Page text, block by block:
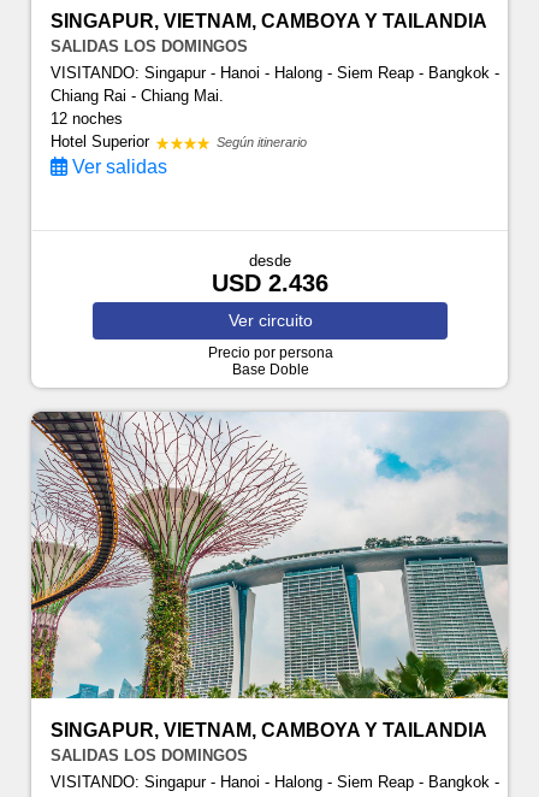
SINGAPUR, VIETNAM, CAMBOYA Y TAILANDIA
SALIDAS LOS DOMINGOS
VISITANDO: Singapur - Hanoi - Halong - Siem Reap - Bangkok -
Chiang Rai - Chiang Mai.
12 noches
Hotel Superior
Según itinerario
Ver salidas
desde
USD 2.436
Ver circuito
Precio por persona
Base Doble
SINGAPUR, VIETNAM, CAMBOYA Y TAILANDIA
SALIDAS LOS DOMINGOS
VISITANDO: Singapur - Hanoi - Halong - Siem Reap - Bangkok -